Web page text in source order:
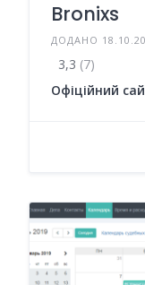
Bronixs
ДОДАНО
3,3 (7)
Офіційний